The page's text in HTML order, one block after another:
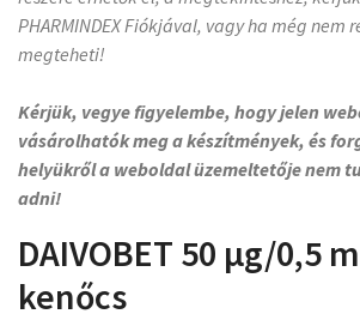
PHARMINDEX Fiókjával, vagy ha még nem
megteheti!
Kérjük, vegye figyelembe, hogy jelen
vásárolhatók meg a készítmények, és
helyükről a weboldal üzemeltetője nem
adni!
DAIVOBET 50 µg/0,5
kenőcs